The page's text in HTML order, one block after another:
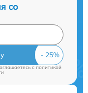
со
cполитикой